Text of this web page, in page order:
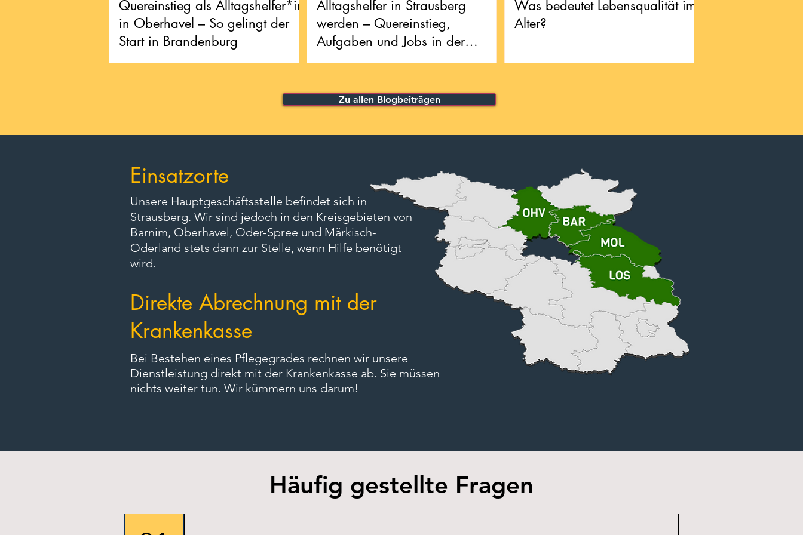
Quereinstieg als Alltagshelfer*in
in Oberhavel – So gelingt der
Start in Brandenburg
Alltagshelfer in Strausberg
werden – Quereinstieg,
Aufgaben und Jobs in der
Alltagsunterstützung
Was bedeutet Lebensqualität im
Alter?
Zu allen Blogbeiträgen
Bei Bestehen eines Pflegegrades rechnen wir unsere
Dienstleistung direkt mit der Krankenkasse ab. Sie müssen
nichts weiter tun. Wir kümmern uns darum!
Unsere Hauptgeschäftsstelle befindet sich in
Strausberg. Wir sind jedoch in den Kreisgebieten von
Barnim, Oberhavel, Oder-Spree und Märkisch-
Oderland stets dann zur Stelle, wenn Hilfe benötigt
wird.
Einsatzorte
Direkte Abrechnung mit der
Krankenkasse
Häufig gestellte Fragen